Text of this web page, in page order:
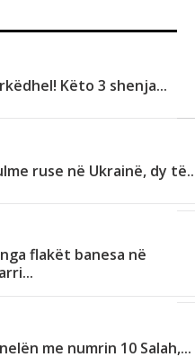
Këto 3 shenja...
ruse në Ukrainë, dy
flakët banesa në
me numrin 10 Salah,...